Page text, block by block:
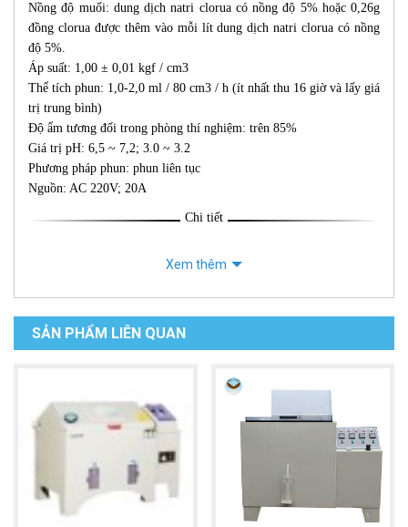
Nồng độ muối: dung dịch natri clorua có nồng độ 5% hoặc 0,26g
đồng clorua được thêm vào mỗi lít dung dịch natri clorua có nồng
độ 5%.
Áp suất: 1,00 ± 0,01 kgf / cm3
Thể tích phun: 1,0-2,0 ml / 80 cm3 / h (ít nhất thu 16 giờ và lấy giá
trị trung bình)
Độ ẩm tương đối trong phòng thí nghiệm: trên 85%
Giá trị pH: 6,5 ~ 7,2; 3.0 ~ 3.2
Phương pháp phun: phun liên tục
Nguồn: AC 220V; 20A
Chi tiết
Xem thêm
SẢN PHẨM LIÊN QUAN